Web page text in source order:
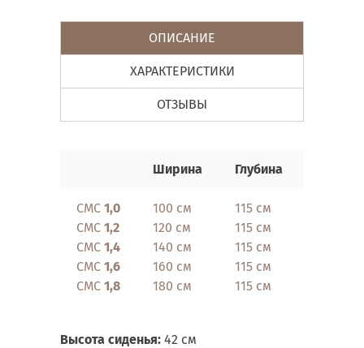
ОПИСАНИЕ
ХАРАКТЕРИСТИКИ
ОТЗЫВЫ
Ширина Глубина
СМС 1,0
СМС 1,2
СМС 1,4
СМС 1,6
СМС 1,8
100 см
120 см
140 см
160 см
180 см
115 см
115 см
115 см
115 см
115 см
Высота сиденья: 42 см